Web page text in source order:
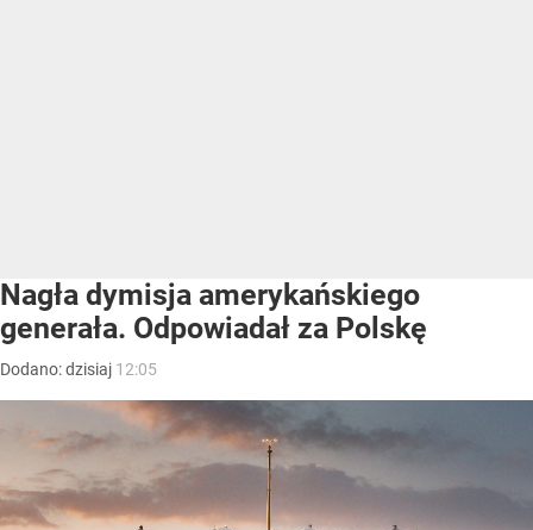
Nagła dymisja amerykańskiego
generała. Odpowiadał za Polskę
Dodano:dzisiaj 12:05